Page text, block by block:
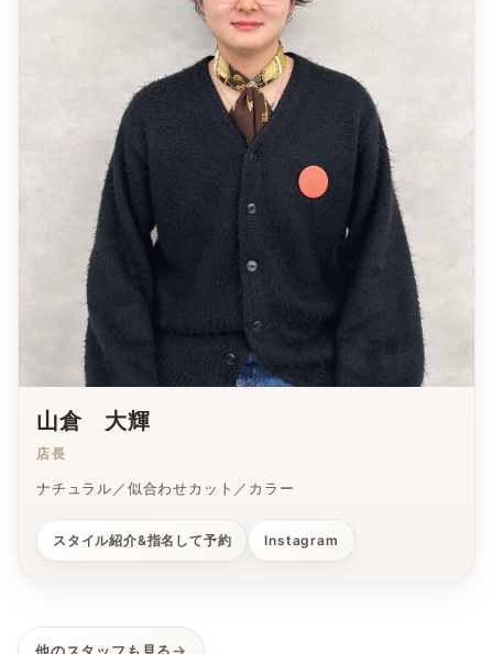
山倉 大輝
店長
ナチュラル／似合わせカット／カラー
スタイル紹介&指名して予約 Instagram